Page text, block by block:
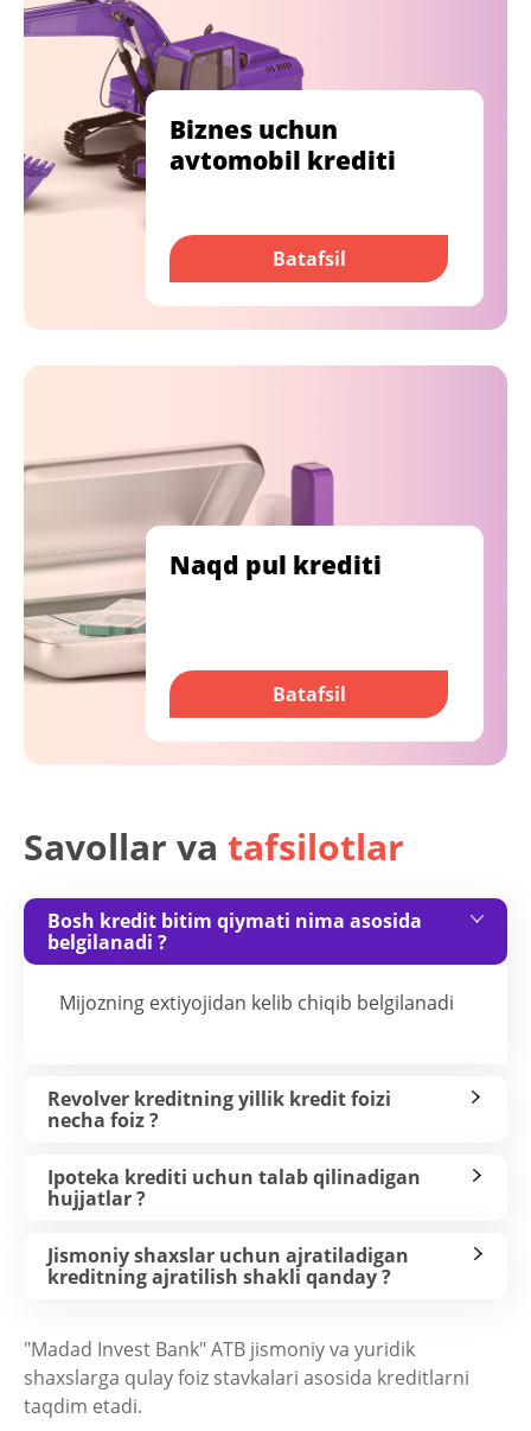
Biznes uchun
avtomobil krediti
Batafsil
Naqd pul krediti
Batafsil
Savollar va tafsilotlar
Bosh kredit bitim qiymati nima asosida
belgilanadi ?
Mijozning extiyojidan kelib chiqib belgilanadi
Revolver kreditning yillik kredit foizi
necha foiz ?
Ipoteka krediti uchun talab qilinadigan
hujjatlar ?
Jismoniy shaxslar uchun ajratiladigan
kreditning ajratilish shakli qanday ?
"Madad Invest Bank" ATB jismoniy va yuridik
shaxslarga qulay foiz stavkalari asosida kreditlarni
taqdim etadi.